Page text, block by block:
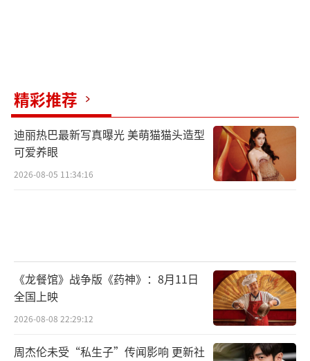
精彩推荐
迪丽热巴最新写真曝光 美萌猫猫头造型
可爱养眼
2026-08-05 11:34:16
《龙餐馆》战争版《药神》：8月11日
全国上映
2026-08-08 22:29:12
周杰伦未受“私生子”传闻影响 更新社